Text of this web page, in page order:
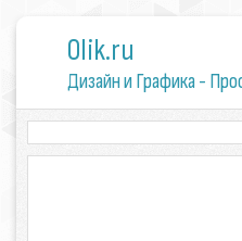
0lik.ru
Дизайн и Графика -